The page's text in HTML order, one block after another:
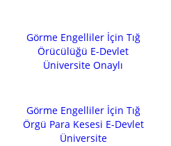
Görme Engelliler İçin Tığ
Örücülüğü E-Devlet
Üniversite Onaylı
Görme Engelliler İçin Tığ
Örgü Para Kesesi E-Devlet
Üniversite